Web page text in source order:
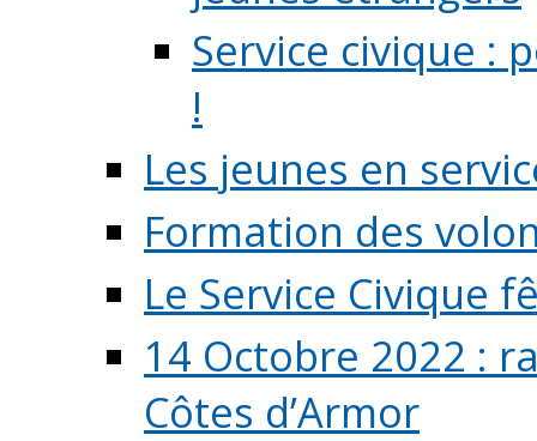
Service civique :
!
Les jeunes en
Formation des
Le Service Civique
14 Octobre 2022 :
Côtes d’Armor